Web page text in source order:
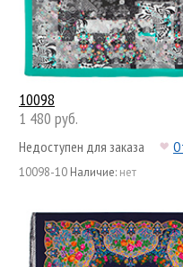
10098
1 480 руб.
Недоступен для заказа
10098-10 Наличие: нет